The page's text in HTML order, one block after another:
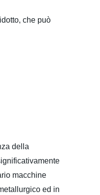
che può
della
macchine
ed in